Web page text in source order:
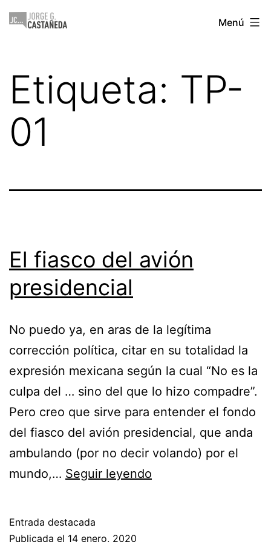
Saltar
Jorge
Menú
Etiqueta: TP-
01
El fiasco del avión
presidencial
No puedo ya, en aras de la legítima
corrección política, citar en su totalidad la
expresión mexicana según la cual “No es la
culpa del … sino del que lo hizo compadre”.
Pero creo que sirve para entender el fondo
del fiasco del avión presidencial, que anda
ambulando (por no decir volando) por el
mundo,… Seguir leyendo
Entrada destacada
Publicada el 14 enero, 2020